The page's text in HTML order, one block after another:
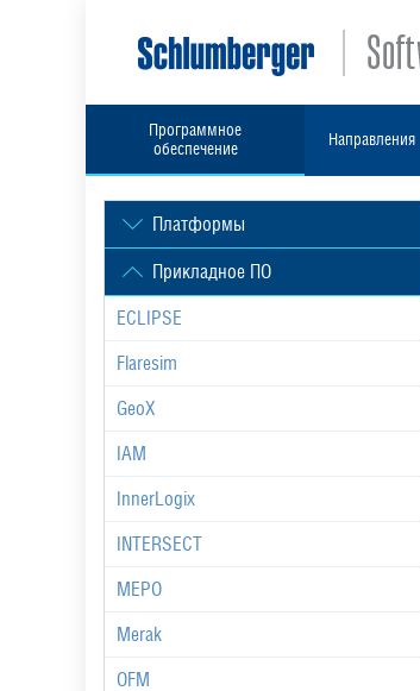
Программное
обеспечение
Направления
Платформы
Прикладное ПО
ECLIPSE
Flaresim
GeoX
IAM
InnerLogix
INTERSECT
MEPO
Merak
OFM